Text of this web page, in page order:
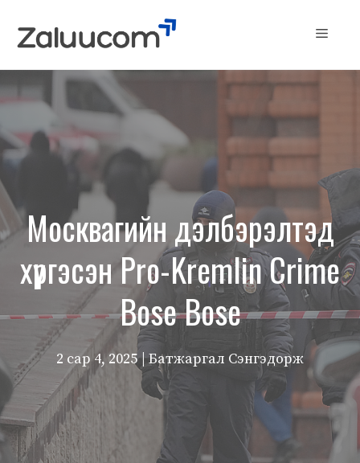
Menu
Москвагийн дэлбэрэлтэд
хүргэсэн Pro-Kremlin Crime
Bose Bose
2 сар 4, 2025 | Батжаргал Сэнгэдорж